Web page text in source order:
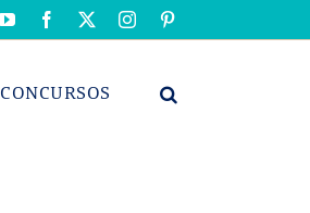
YouTubeFacebook Instagram
CONCURSOS